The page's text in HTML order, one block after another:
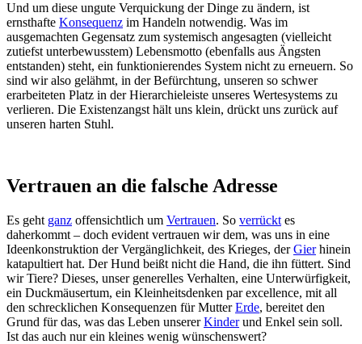
Und um diese ungute Verquickung der Dinge zu ändern, ist
ernsthafte Konsequenz im Handeln notwendig. Was im
ausgemachten Gegensatz zum systemisch angesagten (vielleicht
zutiefst unterbewusstem) Lebensmotto (ebenfalls aus Ängsten
entstanden) steht, ein funktionierendes System nicht zu erneuern. So
sind wir also gelähmt, in der Befürchtung, unseren so schwer
erarbeiteten Platz in der Hierarchieleiste unseres Wertesystems zu
verlieren. Die Existenzangst hält uns klein, drückt uns zurück auf
unseren harten Stuhl.
Vertrauen an die falsche Adresse
Es geht ganz offensichtlich um Vertrauen. So verrückt es
daherkommt – doch evident vertrauen wir dem, was uns in eine
Ideenkonstruktion der Vergänglichkeit, des Krieges, derGierhinein
katapultiert hat. Der Hund beißt nicht die Hand, die ihn füttert. Sind
wir Tiere? Dieses, unser generelles Verhalten, eine Unterwürfigkeit,
ein Duckmäusertum, ein Kleinheitsdenken par excellence, mit all
den schrecklichen Konsequenzen für MutterErde, bereitet den
Grund für das, was das Leben unsererKinderund Enkel sein soll.
Ist das auch nur ein kleines wenig wünschenswert?